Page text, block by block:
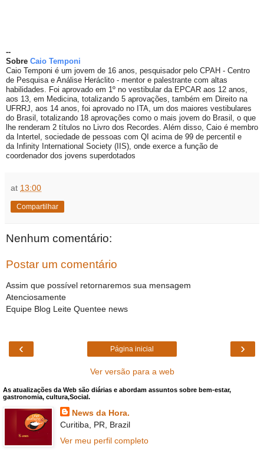
--
Sobre Caio Temponi
Caio Temponi é um jovem de 16 anos, pesquisador pelo CPAH - Centro
de Pesquisa e Análise Heráclito - mentor e palestrante com altas
habilidades. Foi aprovado em 1º no vestibular da EPCAR aos 12 anos,
aos 13, em Medicina, totalizando 5 aprovações, também em Direito na
UFRRJ, aos 14 anos, foi aprovado no ITA, um dos maiores vestibulares
do Brasil, totalizando 18 aprovações como o mais jovem do Brasil, o que
lhe renderam 2 títulos no Livro dos Recordes. Além disso, Caio é membro
da Intertel, sociedade de pessoas com QI acima de 99 de percentil e
da Infinity International Society (IIS), onde exerce a função de
coordenador dos jovens superdotados
at 13:00
Compartilhar
Nenhum comentário:
Postar um comentário
Assim que possível retornaremos sua mensagem
Atenciosamente
Equipe Blog Leite Quentee news
‹ ›
Página inicial
Ver versão para a web
As atualizações da Web são diárias e abordam assuntos sobre bem-estar,
gastronomia, cultura,Social.
News da Hora.
Curitiba, PR, Brazil
Ver meu perfil completo